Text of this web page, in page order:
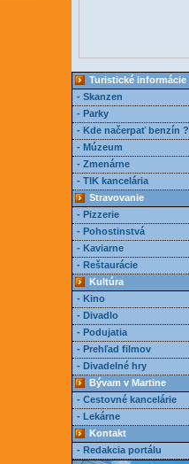
Turistické informácie
- Skanzen
- Parky
- Kde načerpať benzín ?
- Múzeum
- Zmenárne
- TIK kancelária
Stravovanie
- Pizzerie
- Pohostinstvá
- Kaviarne
- Reštaurácie
Kultúra
- Kino
- Divadlo
- Podujatia
- Prehľad filmov
- Divadelné hry
Bývam v Martine
- Cestovné kancelárie
- Lekárne
Kontakt
- Redakcia portálu